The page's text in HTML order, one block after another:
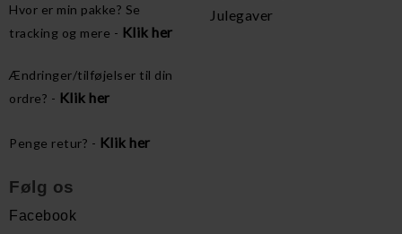
Hvor er min pakke? Se
tracking og mere - Klik her
Ændringer/tilføjelser til din
ordre? - Klik her
Penge retur? - Klik her
Julegaver
Følg os
Facebook